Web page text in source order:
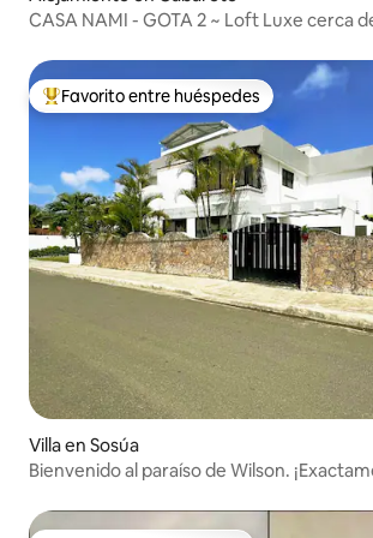
CASA NAMI - GOTA 2 ~ Loft Luxe cerca
Favorito entre huéspedes preferido
Favorito entre huéspedes
Villa en Sosúa
Bienvenido al paraíso de Wilson.